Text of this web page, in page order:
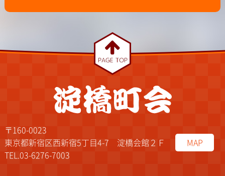
〒160-0023
東京都新宿区西新宿5丁目4-7 淀橋会館２Ｆ
TEL.03-6276-7003
MAP